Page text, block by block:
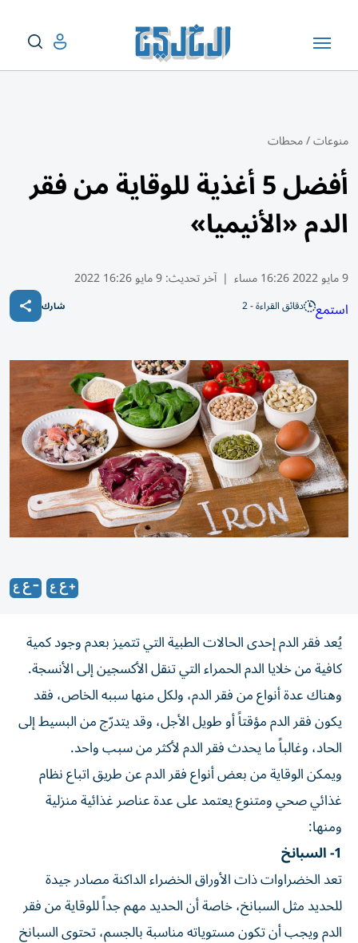
منوعات/محطات
أفضل 5 أغذية للوقاية من فقر
الدم «الأنيميا»
9 مايو 2022 16:26 مساء | آخر تحديث:9 مايو 16:26 2022
استمع دقائق القراءة - 2 شارك
يُعد فقر الدم إحدى الحالات الطبية التي تتميز بعدم وجود كمية
كافية من خلايا الدم الحمراء التي تنقل الأكسجين إلى الأنسجة.
وهناك عدة أنواع من فقر الدم، ولكل منها سببه الخاص، فقد
يكون فقر الدم مؤقتاً أو طويل الأجل، وقد يتدرّج من البسيط إلى
الحاد، وغالباً ما يحدث فقر الدم لأكثر من سبب واحد.
ويمكن الوقاية من بعض أنواع فقر الدم عن طريق اتباع نظام
غذائي صحي ومتنوع يعتمد على عدة عناصر غذائية منزلية
ومنها:
1- السبانخ
تعد الخضراوات ذات الأوراق الخضراء الداكنة مصادر جيدة
للحديد مثل السبانخ، خاصة أن الحديد مهم جداً للوقاية من فقر
الدم ويجب أن تكون مستوياته مناسبة بالجسم، تحتوى السبانخ